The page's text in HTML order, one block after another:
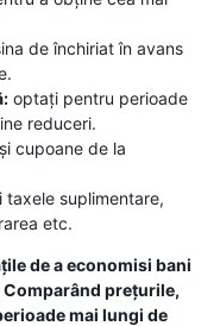
de închiriat în avans
optați pentru perioade
reduceri.
cupoane de la
taxele suplimentare,
etc.
de a economisi bani
prețurile,
mai lungi de